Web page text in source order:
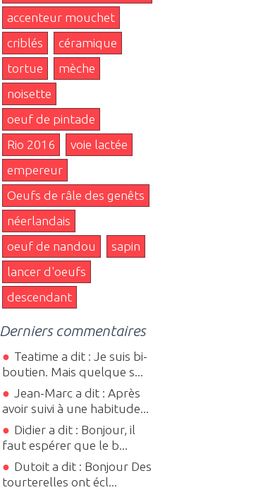
accenteur mouchet
criblés
céramique
tortue
mèche
noisette
oeuf de pintade
Rio 2016
voie lactée
empereur
Oeufs de râle des genêts
néerlandais
oeuf de nandou
sapin
lancer d'oeufs
descendant
Derniers commentaires
Teatime a dit : Je suis bi-
boutien. Mais quelque s...
Jean-Marc a dit : Après
avoir suivi à une habitude...
Didier a dit : Bonjour, il
faut espérer que le b...
Dutoit a dit : Bonjour Des
tourterelles ont écl...